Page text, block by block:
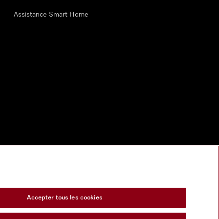
Assistance Smart Home
Accepter tous les cookies